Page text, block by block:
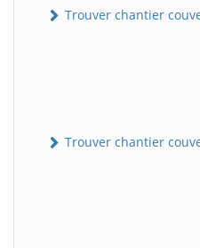
Trouver chantier
Trouver chantier